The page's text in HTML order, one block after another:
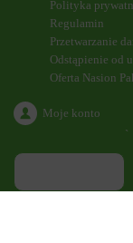
Polityka
Regulamin
Przetwarzanie
Odstąpienie od
Oferta Nasion
Moje konto
`